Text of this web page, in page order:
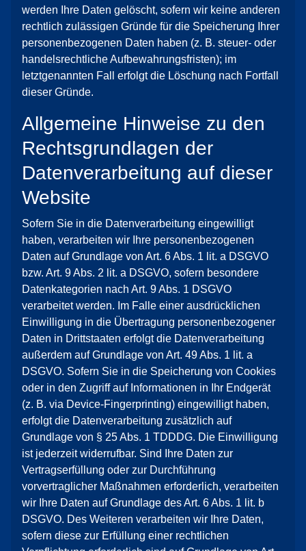
werden Ihre Daten gelöscht, sofern wir keine anderen
rechtlich zulässigen Gründe für die Speicherung Ihrer
personenbezogenen Daten haben (z. B. steuer- oder
handelsrechtliche Aufbewahrungsfristen); im
letztgenannten Fall erfolgt die Löschung nach Fortfall
dieser Gründe.
Allgemeine Hinweise zu den
Rechtsgrundlagen der
Datenverarbeitung auf dieser
Website
Sofern Sie in die Datenverarbeitung eingewilligt
haben, verarbeiten wir Ihre personenbezogenen
Daten auf Grundlage von Art. 6 Abs. 1 lit. a DSGVO
bzw. Art. 9 Abs. 2 lit. a DSGVO, sofern besondere
Datenkategorien nach Art. 9 Abs. 1 DSGVO
verarbeitet werden. Im Falle einer ausdrücklichen
Einwilligung in die Übertragung personenbezogener
Daten in Drittstaaten erfolgt die Datenverarbeitung
außerdem auf Grundlage von Art. 49 Abs. 1 lit. a
DSGVO. Sofern Sie in die Speicherung von Cookies
oder in den Zugriff auf Informationen in Ihr Endgerät
(z. B. via Device-Fingerprinting) eingewilligt haben,
erfolgt die Datenverarbeitung zusätzlich auf
Grundlage von § 25 Abs. 1 TDDDG. Die Einwilligung
ist jederzeit widerrufbar. Sind Ihre Daten zur
Vertragserfüllung oder zur Durchführung
vorvertraglicher Maßnahmen erforderlich, verarbeiten
wir Ihre Daten auf Grundlage des Art. 6 Abs. 1 lit. b
DSGVO. Des Weiteren verarbeiten wir Ihre Daten,
sofern diese zur Erfüllung einer rechtlichen